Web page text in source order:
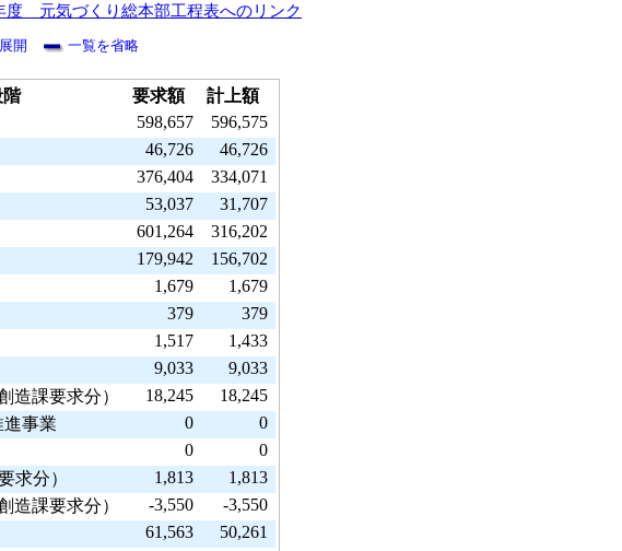
度 元気づくり総本部工程表へのリンク
開 一覧を省略
階 要求額
計上額
598,657
596,575
46,726
46,726
376,404
334,071
53,037
31,707
601,264
316,202
179,942
156,702
1,679
1,679
379
379
1,517
1,433
9,033
9,033
造課要求分）
18,245
18,245
事業
0
0
0
0
求分）
1,813
1,813
造課要求分）
-3,550
-3,550
61,563
50,261